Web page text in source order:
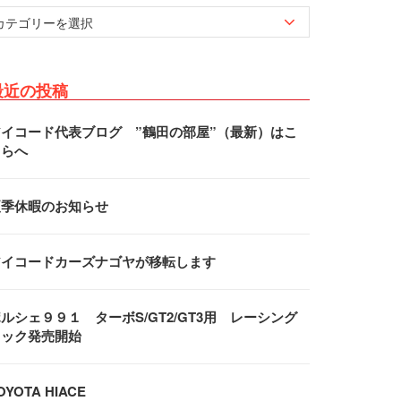
の投稿
コード代表ブログ ”鶴田の部屋”（最新）はこ
へ
休暇のお知らせ
コードカーズナゴヤが移転します
シェ９９１ ターボS/GT2/GT3用 レーシング
ク発売開始
HIACE